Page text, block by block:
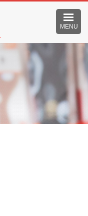
MENU